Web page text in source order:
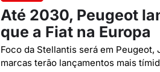
Até 2030, Peugeot
que a Fiat na Europa
Foco da Stellantis será em Peugeot,
marcas terão lançamentos mais